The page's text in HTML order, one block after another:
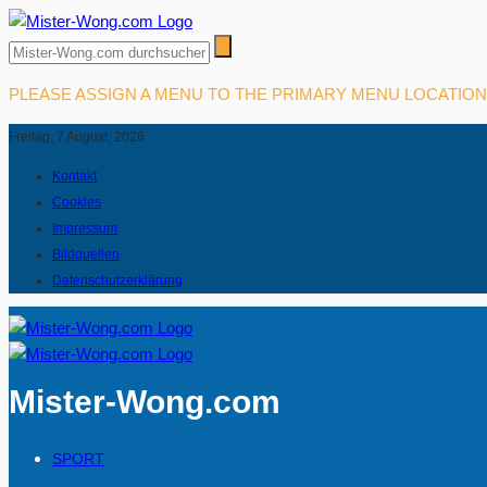
PLEASE ASSIGN A MENU TO THE PRIMARY MENU
Freitag, 7 August, 2026
Kontakt
Cookies
Impressum
Bildquellen
Datenschutzerklärung
Mister-Wong.com
SPORT